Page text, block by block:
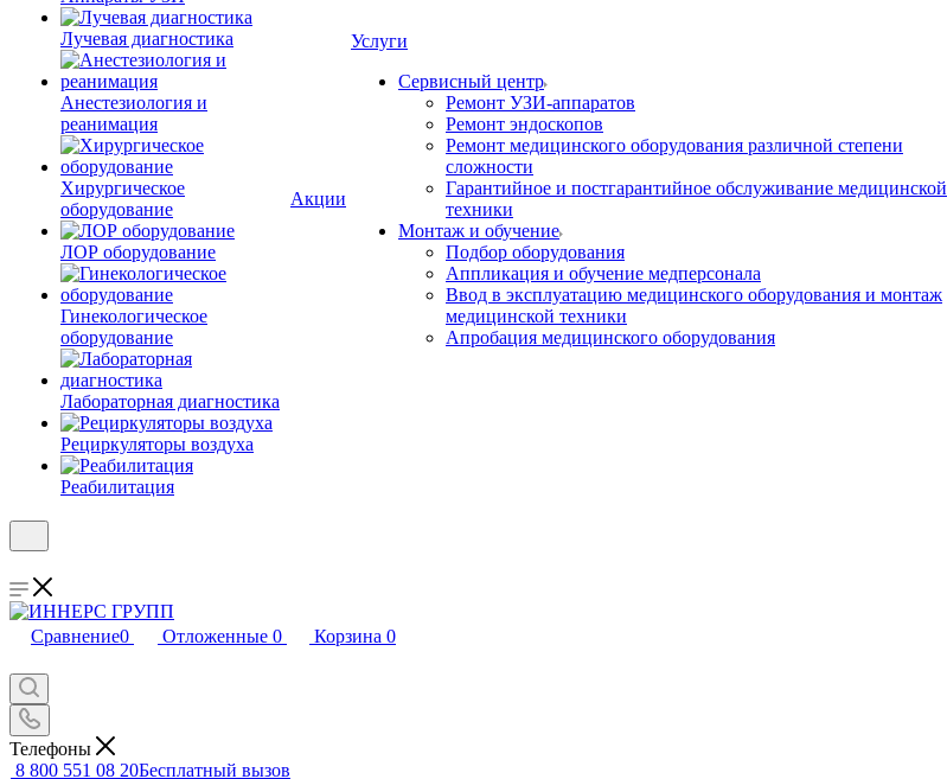
Лучевая диагностика
Анестезиология и
реанимация
Хирургическое
оборудование
ЛОР оборудование
Гинекологическое
оборудование
Лабораторная диагностика
Рециркуляторы воздуха
Реабилитация
Акции
Услуги
Сервисный центр
Ремонт УЗИ-аппаратов
Ремонт эндоскопов
Ремонт медицинского оборудования различной степени
сложности
Гарантийное и постгарантийное обслуживание медицинской
техники
Монтаж и обучение
Подбор оборудования
Аппликация и обучение медперсонала
Ввод в эксплуатацию медицинского оборудования и монтаж
медицинской техники
Апробация медицинского оборудования
Сравнение0 Отложенные 0 Корзина 0
Телефоны
8 800 551 08 20Бесплатный вызов